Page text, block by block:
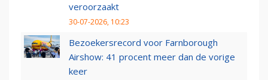
veroorzaakt
30-07-2026, 10:23
Bezoekersrecord voor Farnborough
Airshow: 41 procent meer dan de vorige
keer